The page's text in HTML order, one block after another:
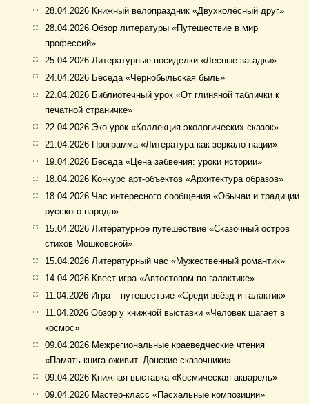
28.04.2026 Книжный велопраздник «Двухколёсный друг»
28.04.2026 Обзор литературы «Путешествие в мир
профессий»
25.04.2026 Литературные посиделки «Лесные загадки»
24.04.2026 Беседа «Чернобыльская быль»
22.04.2026 Библиотечный урок «От глиняной таблички к
печатной страничке»
22.04.2026 Эко-урок «Коллекция экологических сказок»
21.04.2026 Программа «Литература как зеркало нации»
19.04.2026 Беседа «Цена забвения: уроки истории»
18.04.2026 Конкурс арт-объектов «Архитектура образов»
18.04.2026 Час интересного сообщения «Обычаи и традиции
русского народа»
15.04.2026 Литературное путешествие «Сказочный остров
стихов Мошковской»
15.04.2026 Литературный час «Мужественный романтик»
14.04.2026 Квест-игра «Автостопом по галактике»
11.04.2026 Игра – путешествие «Среди звёзд и галактик»
11.04.2026 Обзор у книжной выставки «Человек шагает в
космос»
09.04.2026 Межрегиональные краеведческие чтения
«Память книга оживит. Донские сказочники».
09.04.2026 Книжная выставка «Космическая акварель»
09.04.2026 Мастер-класс «Пасхальные композиции»